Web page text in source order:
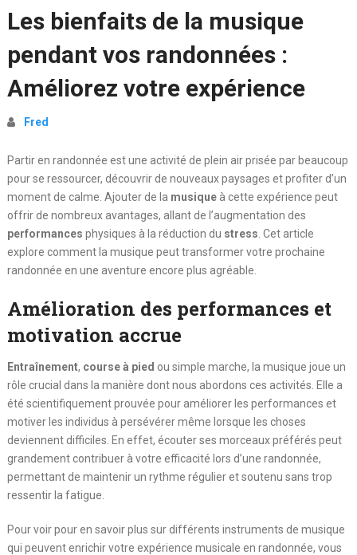
Les bienfaits de la musique
pendant vos randonnées :
Améliorez votre expérience
Fred
Partir en randonnée est une activité de plein air prisée par beaucoup
pour se ressourcer, découvrir de nouveaux paysages et profiter d’un
moment de calme. Ajouter de la musiqueà cette expérience peut
offrir de nombreux avantages, allant de l’augmentation des
performances physiques à la réduction du stress . Cet article
explore comment la musique peut transformer votre prochaine
randonnée en une aventure encore plus agréable.
Amélioration des performances et
motivation accrue
Entraînement, course à pied ou simple marche, la musique joue un
rôle crucial dans la manière dont nous abordons ces activités. Elle a
été scientifiquement prouvée pour améliorer les performances et
motiver les individus à persévérer même lorsque les choses
deviennent difficiles. En effet, écouter ses morceaux préférés peut
grandement contribuer à votre efficacité lors d’une randonnée,
permettant de maintenir un rythme régulier et soutenu sans trop
ressentir la fatigue.
Pour voir pour en savoir plus sur différents instruments de musique
qui peuvent enrichir votre expérience musicale en randonnée, vous